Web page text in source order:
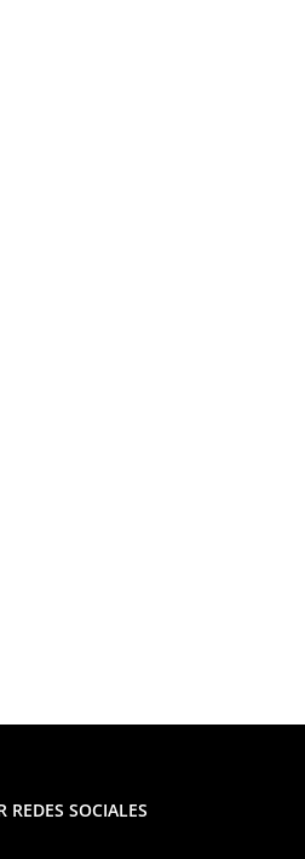
REDES SOCIALES